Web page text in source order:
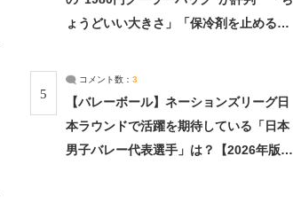
ょうどいい大きさ」「保冷剤を止めるベ
5
コメント数： 3
【バレーボール】ネーションズリーグ日
本ラウンドで活躍を期待している「日本
男子バレー代表選手」は？【2026年版・